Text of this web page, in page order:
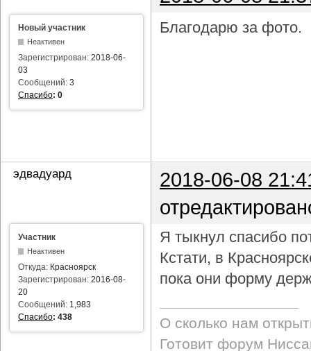
Новый участник
Неактивен
Зарегистрирован: 2018-06-
03
Сообщений: 3
Спасибо: 0
Благодарю за фото.
эдвадуард
2018-06-08
Участник
Неактивен
Откуда: Красноярск
Зарегистрирован: 2016-08-
20
Сообщений: 1,983
Спасибо: 438
Я тыкнул спасибо
Кстати, в
пока они форму
О сколько нам
Готовит форум